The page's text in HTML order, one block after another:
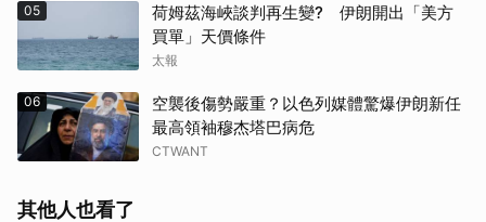
05
荷姆茲海峽談判再生變? 伊朗開出「美方
買單」天價條件
太報
06
空襲後傷勢嚴重？以色列媒體驚爆伊朗新任
最高領袖穆杰塔巴病危
CTWANT
其他人也看了